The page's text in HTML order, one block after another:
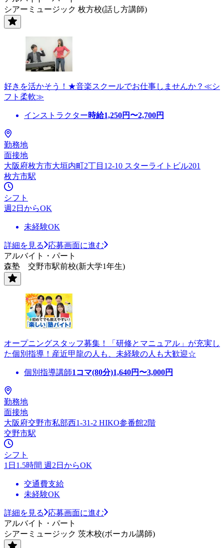
シアーミュージック 枚方校(話し方講師)
好きを活かそう！★音楽スクールでお仕事しませんか？≪シ
フト柔軟≫
インストラクター時給1,250円〜2,700円
勤務地
面接地
大阪府枚方市大垣内町2丁目12-10 スターライトビル201
枚方市駅
シフト
週2日からOK
未経験OK
詳細を見る
応募画面に進む
アルバイト・パート
森塾 交野市駅前校(新大学1年生)
オープニングスタッフ募集！「研修とマニュアル」が充実し
た個別指導！産近甲龍の人も、未経験の人も大歓迎☆
個別指導講師1コマ(80分)1,640円〜3,000円
勤務地
面接地
大阪府交野市私部西1-31-2 HIKO参番館2階
交野市駅
シフト
1日1.5時間 週2日からOK
交通費支給
未経験OK
詳細を見る
応募画面に進む
アルバイト・パート
シアーミュージック 茨木校(ボーカル講師)